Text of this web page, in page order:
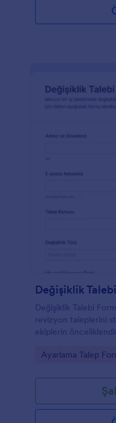
Değişiklik
Değişiklik Talebi
revizyon taleplerini
ekiplerin
Go to Category:
Ayarlama Talep